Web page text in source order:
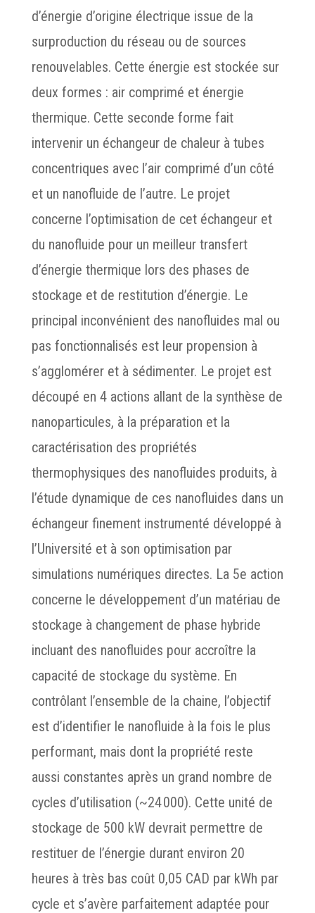
d’énergie d’origine électrique issue de la
surproduction du réseau ou de sources
renouvelables. Cette énergie est stockée sur
deux formes : air comprimé et énergie
thermique. Cette seconde forme fait
intervenir un échangeur de chaleur à tubes
concentriques avec l’air comprimé d’un côté
et un nanofluide de l’autre. Le projet
concerne l’optimisation de cet échangeur et
du nanofluide pour un meilleur transfert
d’énergie thermique lors des phases de
stockage et de restitution d’énergie. Le
principal inconvénient des nanofluides mal ou
pas fonctionnalisés est leur propension à
s’agglomérer et à sédimenter. Le projet est
découpé en 4 actions allant de la synthèse de
nanoparticules, à la préparation et la
caractérisation des propriétés
thermophysiques des nanofluides produits, à
l’étude dynamique de ces nanofluides dans un
échangeur finement instrumenté développé à
l’Université et à son optimisation par
simulations numériques directes. La 5e action
concerne le développement d’un matériau de
stockage à changement de phase hybride
incluant des nanofluides pour accroître la
capacité de stockage du système. En
contrôlant l’ensemble de la chaine, l’objectif
est d’identifier le nanofluide à la fois le plus
performant, mais dont la propriété reste
aussi constantes après un grand nombre de
cycles d’utilisation (~24 000). Cette unité de
stockage de 500 kW devrait permettre de
restituer de l’énergie durant environ 20
heures à très bas coût 0,05 CAD par kWh par
cycle et s’avère parfaitement adaptée pour